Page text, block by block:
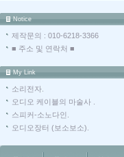
Notice
제작문의 : 010-6218-3366
■ 주소 및 연락처 ■
My Link
소리전자.
오디오 케이블의 마술사 .
스피커-소노다인.
오디오장터 (보소보소).